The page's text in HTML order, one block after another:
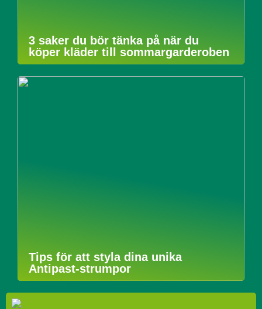
3 saker du bör tänka på när du
köper kläder till sommargarderoben
Tips för att styla dina unika
Antipast-strumpor